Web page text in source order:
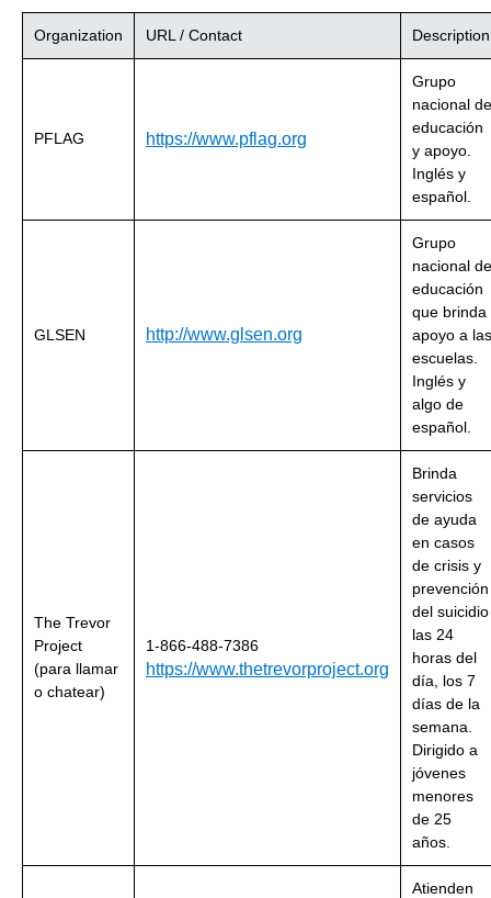
Organization URL / Contact Description
PFLAG https://www.pflag.org
Grupo
nacional de
educación
y apoyo.
Inglés y
español.
GLSEN http://www.glsen.org
Grupo
nacional de
educación
que brinda
apoyo a las
escuelas.
Inglés y
algo de
español.
The Trevor
Project
(para llamar
o chatear)
1-866-488-7386
https://www.thetrevorproject.org
Brinda
servicios
de ayuda
en casos
de crisis y
prevención
del suicidio
las 24
horas del
día, los 7
días de la
semana.
Dirigido a
jóvenes
menores
de 25
años.
Atienden